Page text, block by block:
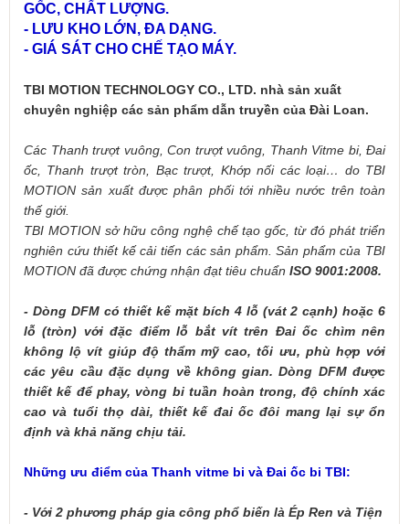
GỐC, CHẤT LƯỢNG.
- LƯU KHO LỚN, ĐA DẠNG.
- GIÁ SÁT CHO CHẾ TẠO MÁY.
TBI MOTION TECHNOLOGY CO., LTD. nhà sản xuất
chuyên nghiệp các sản phẩm dẫn truyền của Đài Loan.
Các Thanh trượt vuông, Con trượt vuông, Thanh Vitme bi, Đai
ốc, Thanh trượt tròn, Bạc trượt, Khớp nối các loại… do TBI
MOTION sản xuất được phân phối tới nhiều nước trên toàn
thế giới.
TBI MOTION sở hữu công nghệ chế tạo gốc, từ đó phát triển
nghiên cứu thiết kế cải tiến các sản phẩm. Sản phẩm của TBI
MOTION đã được chứng nhận đạt tiêu chuẩn ISO 9001:2008.
- Dòng DFM có thiết kế mặt bích 4 lỗ (vát 2 cạnh) hoặc 6
lỗ (tròn) với đặc điểm lỗ bắt vít trên Đai ốc chìm nên
không lộ vít giúp độ thẩm mỹ cao, tối ưu, phù hợp với
các yêu cầu đặc dụng về không gian. Dòng DFM được
thiết kế để phay, vòng bi tuần hoàn trong, độ chính xác
cao và tuổi thọ dài, thiết kế đai ốc đôi mang lại sự ổn
định và khả năng chịu tải.
Những ưu điểm của Thanh vitme bi và Đai ốc bi TBI:
- Với 2 phương pháp gia công phổ biến là Ép Ren và Tiện